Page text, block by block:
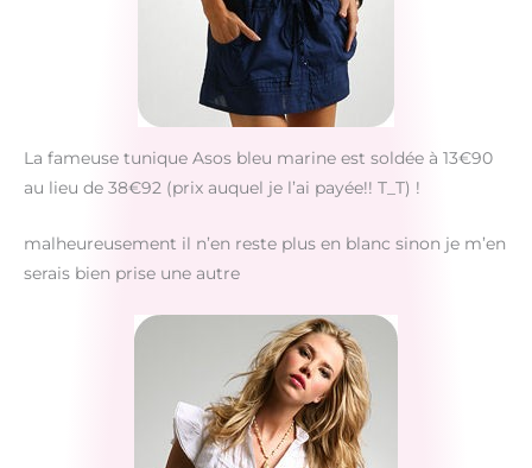
La fameuse tunique Asos bleu marine est soldée à 13€90
au lieu de 38€92 (prix auquel je l’ai payée!! T_T) !
malheureusement il n’en reste plus en blanc sinon je m’en
serais bien prise une autre